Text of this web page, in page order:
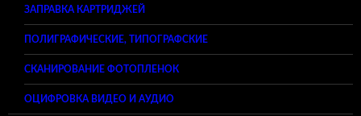
ЗАПРАВКА КАРТРИДЖЕЙ
ПОЛИГРАФИЧЕСКИЕ, ТИПОГРАФСКИЕ
СКАНИРОВАНИЕ ФОТОПЛЕНОК
ОЦИФРОВКА ВИДЕО И АУДИО